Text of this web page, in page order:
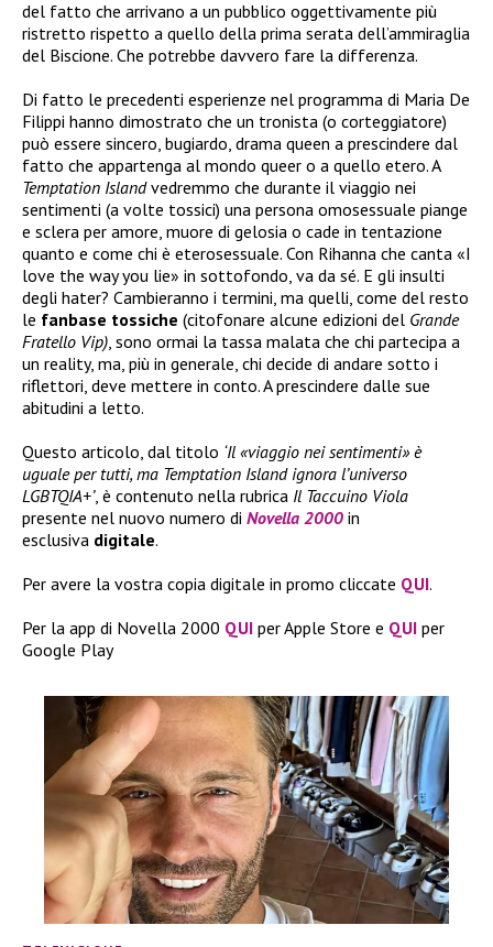
del fatto che arrivano a un pubblico oggettivamente più
ristretto rispetto a quello della prima serata dell’ammiraglia
del Biscione. Che potrebbe davvero fare la differenza.
Di fatto le precedenti esperienze nel programma di Maria De
Filippi hanno dimostrato che un tronista (o corteggiatore)
può essere sincero, bugiardo, drama queen a prescindere dal
fatto che appartenga al mondo queer o a quello etero. A
Temptation Islandvedremmo che durante il viaggio nei
sentimenti (a volte tossici) una persona omosessuale piange
e sclera per amore, muore di gelosia o cade in tentazione
quanto e come chi è eterosessuale. Con Rihanna che canta «I
love the way you lie» in sottofondo, va da sé. E gli insulti
degli hater? Cambieranno i termini, ma quelli, come del resto
le fanbase tossiche (citofonare alcune edizioni del Grande
Fratello Vip), sono ormai la tassa malata che chi partecipa a
un reality, ma, più in generale, chi decide di andare sotto i
riflettori, deve mettere in conto. A prescindere dalle sue
abitudini a letto.
Questo articolo, dal titolo ‘Il «viaggio nei sentimenti» è
uguale per tutti, ma Temptation Island ignora l’universo
LGBTQIA+’, è contenuto nella rubrica Il Taccuino Viola
presente nel nuovo numero di Novella 2000 in
esclusiva digitale.
Per avere la vostra copia digitale in promo cliccate QUI.
Per la app di Novella 2000 QUI per Apple Store e QUI per
Google Play